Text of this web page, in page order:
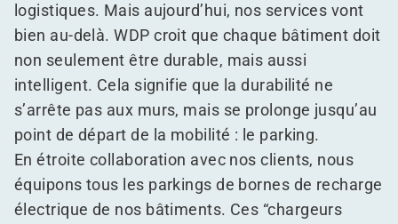
logistiques. Mais aujourd’hui, nos services vont
bien au-delà. WDP croit que chaque bâtiment doit
non seulement être durable, mais aussi
intelligent. Cela signifie que la durabilité ne
s’arrête pas aux murs, mais se prolonge jusqu’au
point de départ de la mobilité : le parking.
En étroite collaboration avec nos clients, nous
équipons tous les parkings de bornes de recharge
électrique de nos bâtiments. Ces “chargeurs